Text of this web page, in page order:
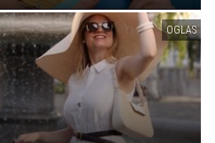
OGLAS